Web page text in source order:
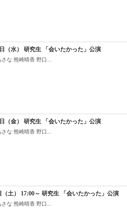
（水） 研究生 「会いたかった」公演
な 熊崎晴香 野口...
（金） 研究生 「会いたかった」公演
な 熊崎晴香 野口...
（土） 17:00～ 研究生 「会いたかった」公演
な 熊崎晴香 野口...